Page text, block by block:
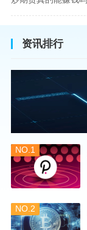
资讯排行
NO.1
NO.2